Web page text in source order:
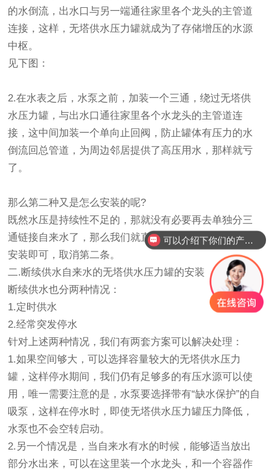
的水倒流，出水口与另一端通往家里各个龙头的主管道
连接，这样，无塔供水压力罐就成为了存储增压的水源
中枢。
见下图：
2.在水表之后，水泵之前，加装一个三通，绕过无塔供
水压力罐，与出水口通往家里各个水龙头的主管道连
接，这中间加装一个单向止回阀，防止罐体有压力的水
倒流回总管道，为周边邻居提供了高压用水，那样就亏
了。
那么第二种又是怎么安装的呢?
既然水压是持续性不足的，那就没有必要再去单独分三
通链接自来水了，那么我们就直接按上述方法的第一条
安装即可，取消第二条。
二.断续供水自来水的无塔供水压力罐的安装
断续供水也分两种情况：
1.定时供水
2.经常突发停水
针对上述两种情况，我们有两套方案可以解决处理：
1.如果空间够大，可以选择容量较大的无塔供水压力
罐，这样停水期间，我们仍有足够多的有压水源可以使
用，唯一需要注意的是，水泵要选择带有“缺水保护”的自
吸泵，这样在停水时，即使无塔供水压力罐压力降低，
水泵也不会空转启动。
2.另一个情况是，当自来水有水的时候，能够适当放出
部分水出来，可以在这里装一个水龙头，和一个容器作
可以介绍下你们的产品么？